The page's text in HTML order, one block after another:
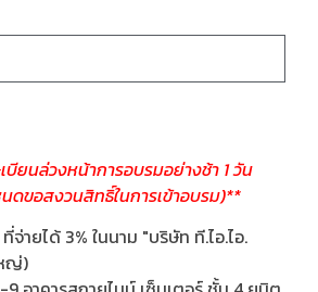
บียนล่วงหน้าการอบรมอย่างช้า 1 วัน
ดขอสงวนสิทธิ์ในการเข้าอบรม)**
ายได้ 3% ในนาม "บริษัท ที.ไอ.ไอ.
ญ่)